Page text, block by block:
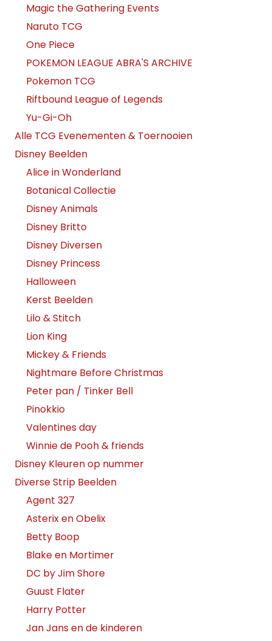
Magic the Gathering Events
Naruto TCG
One Piece
POKEMON LEAGUE ABRA'S ARCHIVE
Pokemon TCG
Riftbound League of Legends
Yu-Gi-Oh
Alle TCG Evenementen & Toernooien
Disney Beelden
Alice in Wonderland
Botanical Collectie
Disney Animals
Disney Britto
Disney Diversen
Disney Princess
Halloween
Kerst Beelden
Lilo & Stitch
Lion King
Mickey & Friends
Nightmare Before Christmas
Peter pan / Tinker Bell
Pinokkio
Valentines day
Winnie de Pooh & friends
Disney Kleuren op nummer
Diverse Strip Beelden
Agent 327
Asterix en Obelix
Betty Boop
Blake en Mortimer
DC by Jim Shore
Guust Flater
Harry Potter
Jan Jans en de kinderen